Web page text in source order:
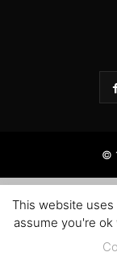
©
This website
assume you're